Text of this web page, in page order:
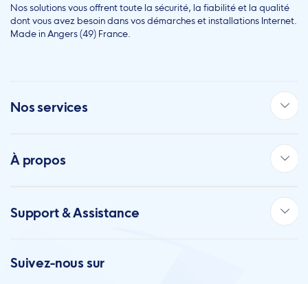
Nos solutions vous offrent toute la sécurité, la fiabilité et la qualité
dont vous avez besoin dans vos démarches et installations Internet.
Made in Angers (49) France.
Nos services
À propos
Support & Assistance
Suivez-nous sur